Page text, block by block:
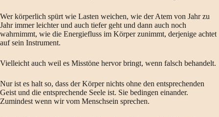
Wer körperlich spürt wie Lasten weichen, wie der Atem von Jahr zu
Jahr immer leichter und auch tiefer geht und dann auch noch
wahrnimmt, wie die Energiefluss im Körper zunimmt, derjenige achtet
auf sein Instrument.
Vielleicht auch weil es Misstöne hervor bringt, wenn falsch behandelt.
Nur ist es halt so, dass der Körper nichts ohne den entsprechenden
Geist und die entsprechende Seele ist. Sie bedingen einander.
Zumindest wenn wir vom Menschsein sprechen.